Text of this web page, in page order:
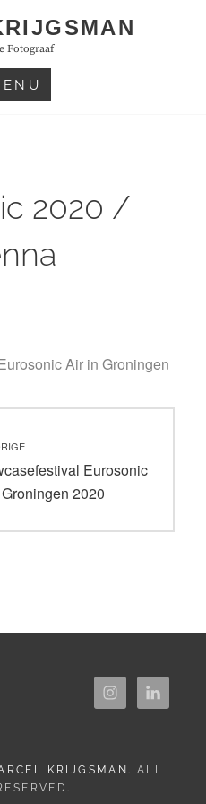
Fotograaf
2020 /
Air in Groningen
Eurosonic
2020
KRIJGSMAN. ALL